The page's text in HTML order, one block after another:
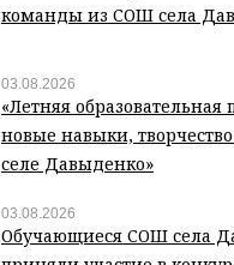
команды из СОШ села
03.08.2026
«Летняя образовательная
новые навыки,
селе Давыденко»
03.08.2026
Обучающиеся СОШ села